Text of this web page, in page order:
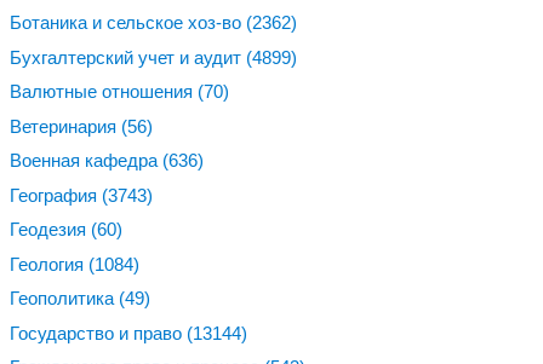
Ботаника и сельское хоз-во (2362)
Бухгалтерский учет и аудит (4899)
Валютные отношения (70)
Ветеринария (56)
Военная кафедра (636)
География (3743)
Геодезия (60)
Геология (1084)
Геополитика (49)
Государство и право (13144)